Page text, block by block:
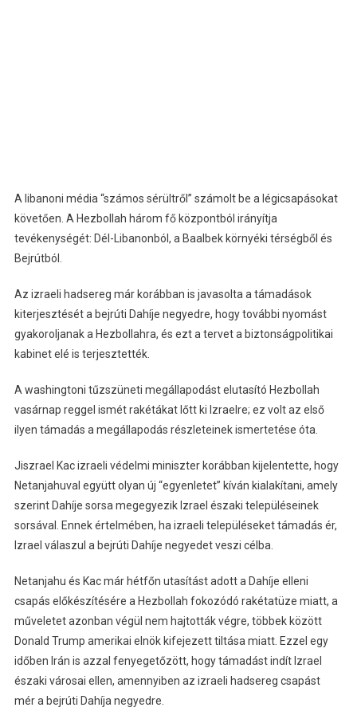
A libanoni média “számos sérültről” számolt be a légicsapásokat
követően. A Hezbollah három fő központból irányítja
tevékenységét: Dél-Libanonból, a Baalbek környéki térségből és
Bejrútból.
Az izraeli hadsereg már korábban is javasolta a támadások
kiterjesztését a bejrúti Dahíje negyedre, hogy további nyomást
gyakoroljanak a Hezbollahra, és ezt a tervet a biztonságpolitikai
kabinet elé is terjesztették.
A washingtoni tűzszüneti megállapodást elutasító Hezbollah
vasárnap reggel ismét rakétákat lőtt ki Izraelre; ez volt az első
ilyen támadás a megállapodás részleteinek ismertetése óta.
Jiszrael Kac izraeli védelmi miniszter korábban kijelentette, hogy
Netanjahuval együtt olyan új “egyenletet” kíván kialakítani, amely
szerint Dahíje sorsa megegyezik Izrael északi településeinek
sorsával. Ennek értelmében, ha izraeli településeket támadás ér,
Izrael válaszul a bejrúti Dahíje negyedet veszi célba.
Netanjahu és Kac már hétfőn utasítást adott a Dahíje elleni
csapás előkészítésére a Hezbollah fokozódó rakétatüze miatt, a
műveletet azonban végül nem hajtották végre, többek között
Donald Trump amerikai elnök kifejezett tiltása miatt. Ezzel egy
időben Irán is azzal fenyegetőzött, hogy támadást indít Izrael
északi városai ellen, amennyiben az izraeli hadsereg csapást
mér a bejrúti Dahíja negyedre.